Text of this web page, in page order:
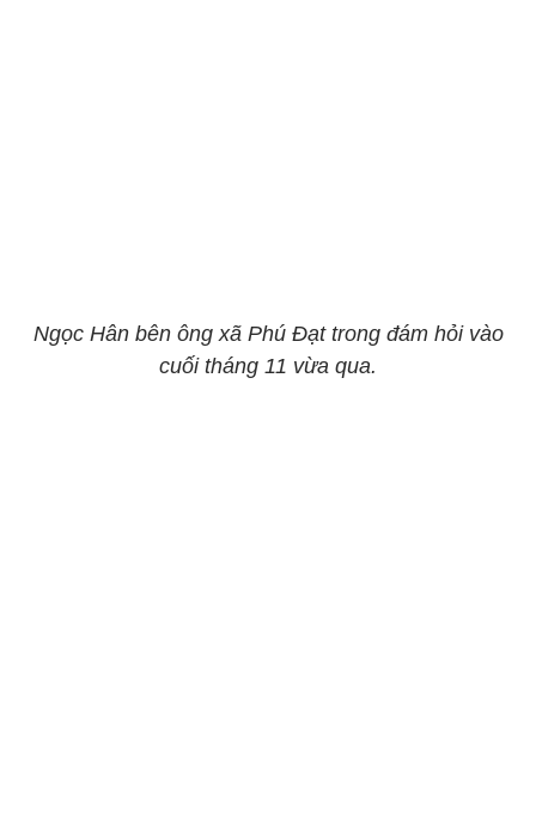
Ngọc Hân bên ông xã Phú Đạt trong đám hỏi vào
cuối tháng 11 vừa qua.